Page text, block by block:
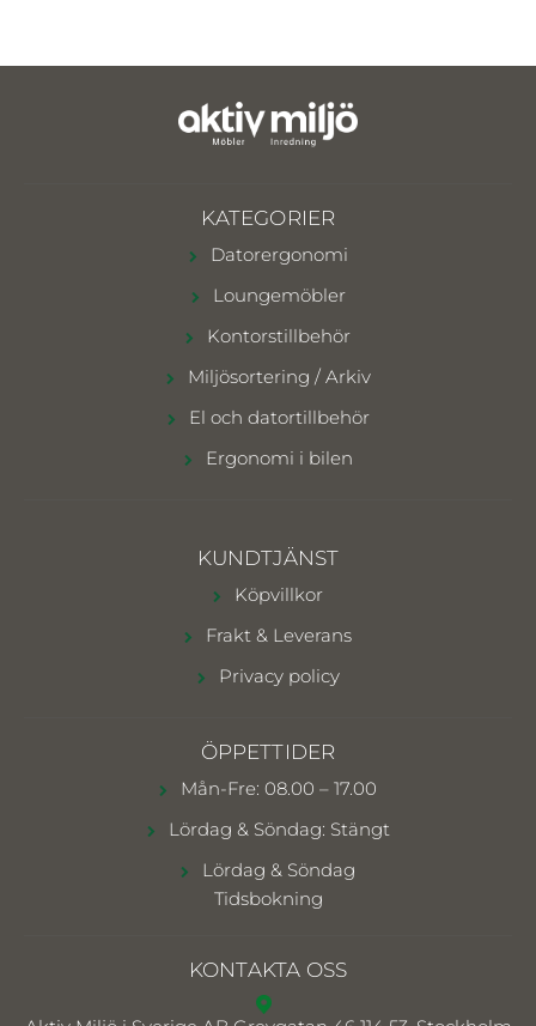
KATEGORIER
Datorergonomi
Loungemöbler
Kontorstillbehör
Miljösortering / Arkiv
El och datortillbehör
Ergonomi i bilen
KUNDTJÄNST
Köpvillkor
Frakt & Leverans
Privacy policy
ÖPPETTIDER
Mån-Fre: 08.00 – 17.00
Lördag & Söndag: Stängt
Lördag & Söndag
Tidsbokning
KONTAKTA OSS